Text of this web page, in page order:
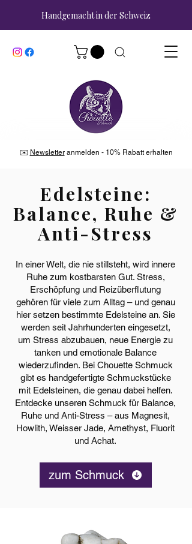
Handgemacht in der Schweiz
✉️ Newsletteranmelden - 10% Rabatt erhalten
Edelsteine:
Balance, Ruhe &
Anti-Stress
In einer Welt, die nie stillsteht, wird innere
Ruhe zum kostbarsten Gut. Stress,
Erschöpfung und Reizüberflutung
gehören für viele zum Alltag – und genau
hier setzen bestimmte Edelsteine an. Sie
werden seit Jahrhunderten eingesetzt,
um Stress abzubauen, neue Energie zu
tanken und emotionale Balance
wiederzufinden. Bei Chouette Schmuck
gibt es handgefertigte Schmuckstücke
mit Edelsteinen, die genau dabei helfen.
Entdecke unseren Schmuck für Balance,
Ruhe und Anti-Stress – aus Magnesit,
Howlith, Weisser Jade, Amethyst, Fluorit
und Achat.
zum Schmuck